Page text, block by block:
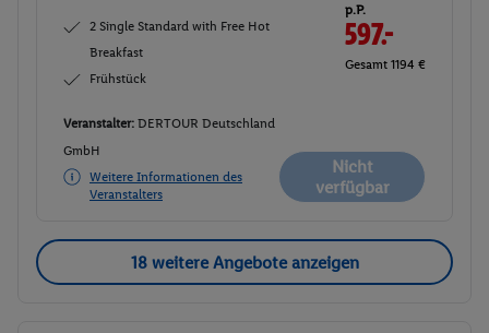
2 Single Standard with Free Hot
Breakfast
Frühstück
p.P.
597.-
Gesamt 1194 €
Veranstalter: DERTOUR Deutschland
GmbH
Weitere Informationen des
Veranstalters
Nicht
verfügbar
18 weitere Angebote anzeigen